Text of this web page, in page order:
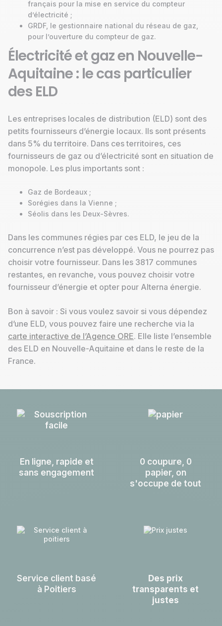
français pour la mise en service du compteur
d’électricité ;
GRDF, le gestionnaire national du réseau de gaz,
pour l’ouverture du compteur de gaz.
Électricité et gaz en Nouvelle-
Aquitaine : le cas particulier
des ELD
Les entreprises locales de distribution (ELD) sont des
petits fournisseurs d’énergie locaux. Ils sont présents
dans 5% du territoire. Dans ces territoires, ces
fournisseurs de gaz ou d’électricité sont en situation de
monopole. Les plus importants sont :
Gaz de Bordeaux ;
Sorégies dans la Vienne ;
Séolis dans les Deux-Sèvres.
Dans les communes régies par ces ELD, le jeu de la
concurrence n’est pas développé. Vous ne pourrez pas
choisir votre fournisseur. Dans les 3817 communes
restantes, en revanche, vous pouvez choisir votre
fournisseur d’énergie et opter pour Alterna énergie.
Bon à savoir : Si vous voulez savoir si vous dépendez
d’une ELD, vous pouvez faire une recherche via la
carte interactive de l’Agence ORE. Elle liste l’ensemble
des ELD en Nouvelle-Aquitaine et dans le reste de la
France.
En ligne, rapide et
sans engagement
0 coupure, 0
papier, on
s'occupe de tout
Service client basé
à Poitiers
Des prix
transparents et
justes